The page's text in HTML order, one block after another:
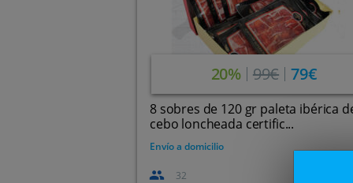
20% 99€ 79€
8 sobres de 120 gr paleta ibérica
cebo loncheada certific...
Envío a domicilio
32